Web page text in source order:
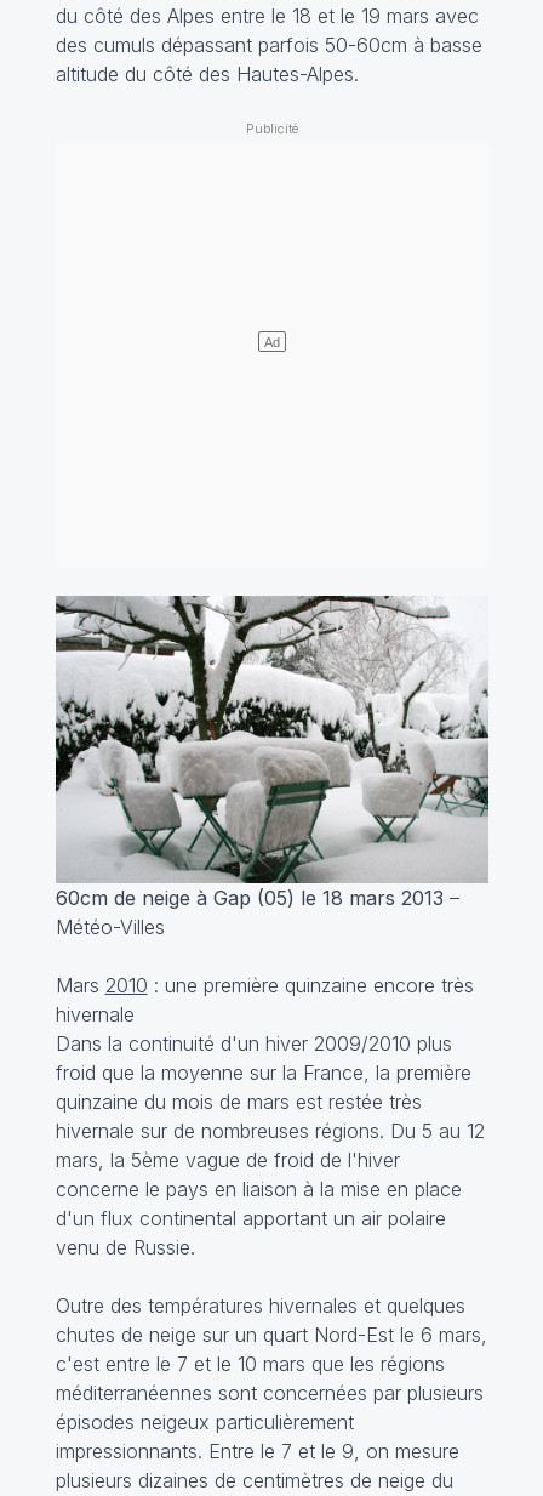
du côté des Alpes entre le 18 et le 19 mars avec
des cumuls dépassant parfois 50-60cm à basse
altitude du côté des Hautes-Alpes.
60cm de neige à Gap (05) le 18 mars 2013 –
Météo-Villes
Mars 2010 : une première quinzaine encore très
hivernale
Dans la continuité d'un hiver 2009/2010 plus
froid que la moyenne sur la France, la première
quinzaine du mois de mars est restée très
hivernale sur de nombreuses régions. Du 5 au 12
mars, la 5ème vague de froid de l'hiver
concerne le pays en liaison à la mise en place
d'un flux continental apportant un air polaire
venu de Russie.
Outre des températures hivernales et quelques
chutes de neige sur un quart Nord-Est le 6 mars,
c'est entre le 7 et le 10 mars que les régions
méditerranéennes sont concernées par plusieurs
épisodes neigeux particulièrement
impressionnants. Entre le 7 et le 9, on mesure
plusieurs dizaines de centimètres de neige du